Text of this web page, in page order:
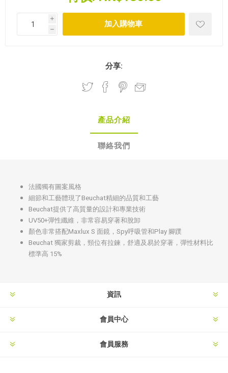
i
h
分享:
產品介紹
聯絡我們
法國獨有圖案風格
細節和工藝體現了Beuchat精細的品質和工藝
Beuchat提供了高質量的設計和專業技術
UV50+彈性纖維，非常容易穿著和脫卸
顏色非常搭配Maxlux S 面鏡，Spy呼吸管和Play 腳蹼
Beuchat 獨家剪裁，頸位有拉鍊，舒適及易於穿著，彈性材料比
標準高 15%
資訊
會員中心
會員服務